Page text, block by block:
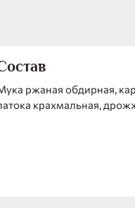
ржаная обдирная,
крахмальная,